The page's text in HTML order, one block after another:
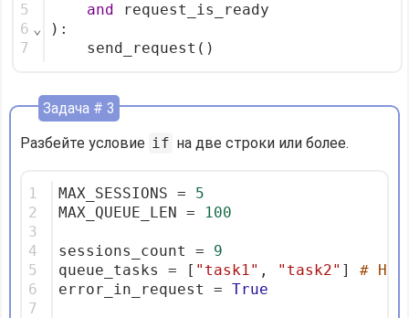
5
6
7
⌄
and
request_is_ready
):
    send_request()
Разбейте условие if на две строки или более.
1
2
3
4
5
6
7
MAX_SESSIONS = 5
MAX_QUEUE_LEN =
100
sessions_count = 9
queue_tasks = [ "task1" , "task2" ] #
error_in_request = True
Задача # 3